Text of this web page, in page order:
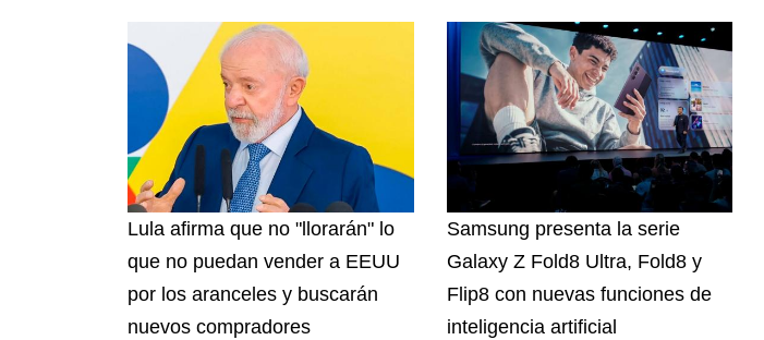
Lula afirma que no "llorarán" lo
que no puedan vender a EEUU
por los aranceles y buscarán
nuevos compradores
Samsung presenta la serie
Galaxy Z Fold8 Ultra, Fold8 y
Flip8 con nuevas funciones de
inteligencia artificial